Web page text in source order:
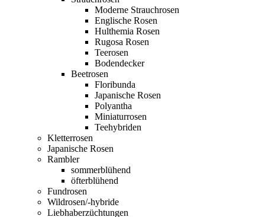
Moderne Strauchrosen
Englische Rosen
Hulthemia Rosen
Rugosa Rosen
Teerosen
Bodendecker
Beetrosen
Floribunda
Japanische Rosen
Polyantha
Miniaturrosen
Teehybriden
Kletterrosen
Japanische Rosen
Rambler
sommerblühend
öfterblühend
Fundrosen
Wildrosen/-hybride
Liebhaberzüchtungen